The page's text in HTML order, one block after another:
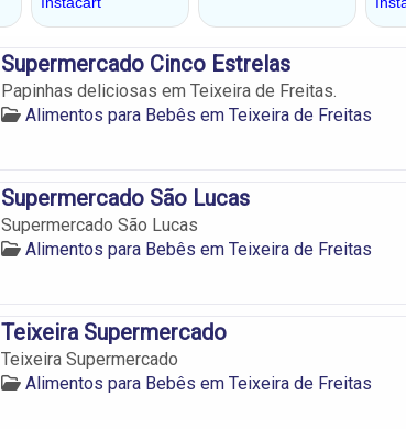
Supermercado Cinco Estrelas
Papinhas deliciosas em Teixeira de Freitas.
Alimentos para Bebês em Teixeira de Freitas
Supermercado São Lucas
Supermercado São Lucas
Alimentos para Bebês em Teixeira de Freitas
Teixeira Supermercado
Teixeira Supermercado
Alimentos para Bebês em Teixeira de Freitas